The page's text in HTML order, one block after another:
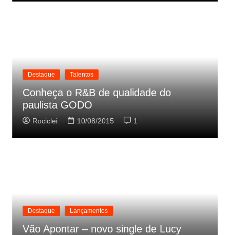
Destaque Talentos
Conheça o R&B de qualidade do
paulista GODO
Rociclei 10/08/2015 1
Destaque Lançamentos
Vão Apontar – novo single de Lucy